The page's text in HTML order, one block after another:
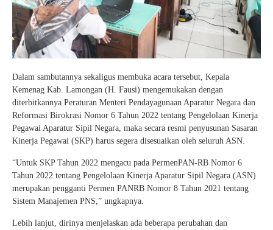
Dalam sambutannya sekaligus membuka acara tersebut, Kepala
Kemenag Kab. Lamongan (H. Fausi) mengemukakan dengan
diterbitkannya Peraturan Menteri Pendayagunaan Aparatur Negara dan
Reformasi Birokrasi Nomor 6 Tahun 2022 tentang Pengelolaan Kinerja
Pegawai Aparatur Sipil Negara, maka secara resmi penyusunan Sasaran
Kinerja Pegawai (SKP) harus segera disesuaikan oleh seluruh ASN.
“Untuk SKP Tahun 2022 mengacu pada PermenPAN-RB Nomor 6
Tahun 2022 tentang Pengelolaan Kinerja Aparatur Sipil Negara (ASN)
merupakan pengganti Permen PANRB Nomor 8 Tahun 2021 tentang
Sistem Manajemen PNS,” ungkapnya.
Lebih lanjut, dirinya menjelaskan ada beberapa perubahan dan